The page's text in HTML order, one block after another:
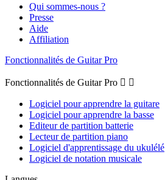
Qui sommes-nous ?
Presse
Aide
Affiliation
Fonctionnalités de Guitar Pro
Fonctionnalités de Guitar Pro  
Logiciel pour apprendre la guitare
Logiciel pour apprendre la basse
Editeur de partition batterie
Lecteur de partition piano
Logiciel d'apprentissage du ukulélé
Logiciel de notation musicale